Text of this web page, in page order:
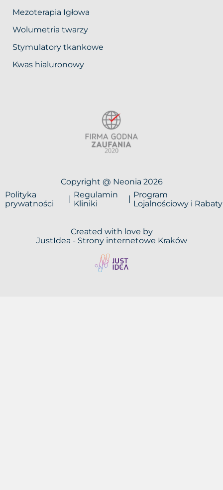
Mezoterapia Igłowa
Wolumetria twarzy
Stymulatory tkankowe
Kwas hialuronowy
Copyright @ Neonia 2026
Polityka
prywatności
Regulamin
Kliniki
Program
Lojalnościowy i Rabaty
Created with love by
JustIdea - Strony internetowe Kraków